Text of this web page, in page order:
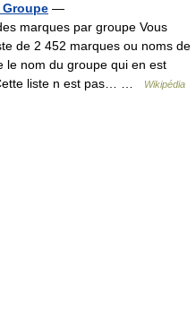
Groupe —
marques par groupe Vous
de 2 452 marques ou noms de
le nom du groupe qui en est
liste n est pas… …
Wikipédia